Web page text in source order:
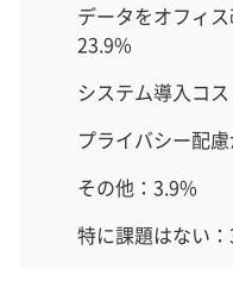
データをオフィ
23.9%
システム導入コ
プライバシー配
その他：3.9%
特に課題はない